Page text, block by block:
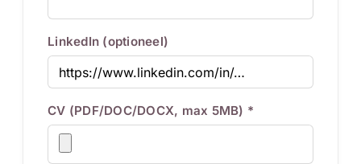
LinkedIn (optioneel)
CV (PDF/DOC/DOCX, max 5MB) *